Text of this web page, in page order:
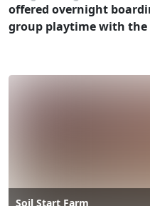
offered overnight
group playtime with the
Soil Start Farm